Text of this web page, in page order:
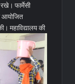
फार्मेसी
आयोजित
महाविद्यालय की